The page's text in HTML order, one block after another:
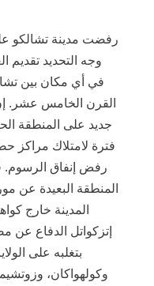
رفضت مدينة تشالكو
وجه التحديد تقديم
في أي مكان بين
القرن الخامس عشر.
جديد على المنطقة
فترة لامتلاك مراكز
رفض إنفاق الرسوم.
المنطقة البعيدة عن
المدينة خارج
إتزكواتل الدفاع عن
بتغلبه على
وكولهواكان،